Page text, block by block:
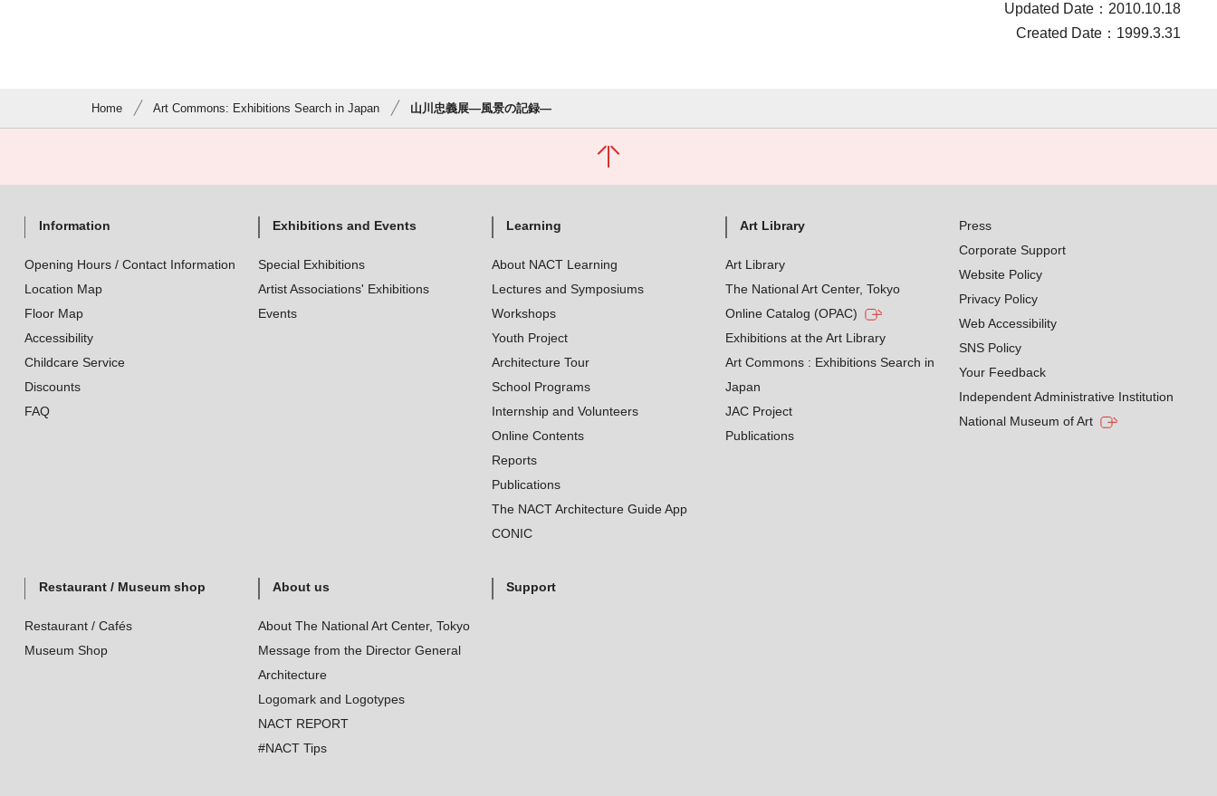
Updated Date：2010.10.18
Created Date：1999.3.31
Home Art Commons: Exhibitions Search in Japan 山川忠義展―風景の記録―
Information
Opening Hours / Contact Information
Location Map
Floor Map
Accessibility
Childcare Service
Discounts
FAQ
Exhibitions and Events
Special Exhibitions
Artist Associations' Exhibitions
Events
Learning
About NACT Learning
Lectures and Symposiums
Workshops
Youth Project
Architecture Tour
School Programs
Internship and Volunteers
Online Contents
Reports
Publications
The NACT Architecture Guide App
CONIC
Art Library
Art Library
The National Art Center, Tokyo
Online Catalog (OPAC)
Exhibitions at the Art Library
Art Commons : Exhibitions Search in
Japan
JAC Project
Publications
Restaurant / Museum shop
Restaurant / Cafés
Museum Shop
About us
About The National Art Center, Tokyo
Message from the Director General
Architecture
Logomark and Logotypes
NACT REPORT
#NACT Tips
Support
Press
Corporate Support
Website Policy
Privacy Policy
Web Accessibility
SNS Policy
Your Feedback
Independent Administrative Institution
National Museum of Art